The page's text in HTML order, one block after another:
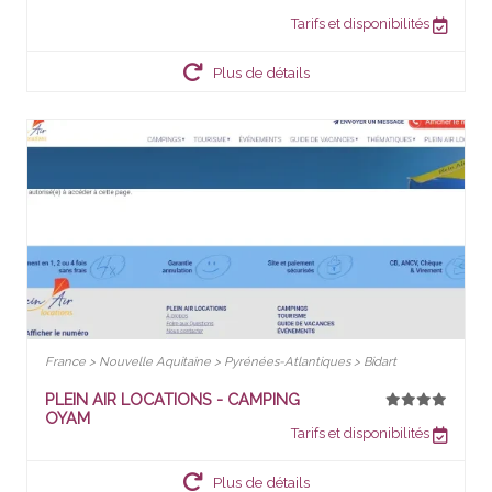
Tarifs et disponibilités
Plus de détails
France > Nouvelle Aquitaine > Pyrénées-Atlantiques > Bidart
PLEIN AIR LOCATIONS - CAMPING
OYAM
Tarifs et disponibilités
Plus de détails